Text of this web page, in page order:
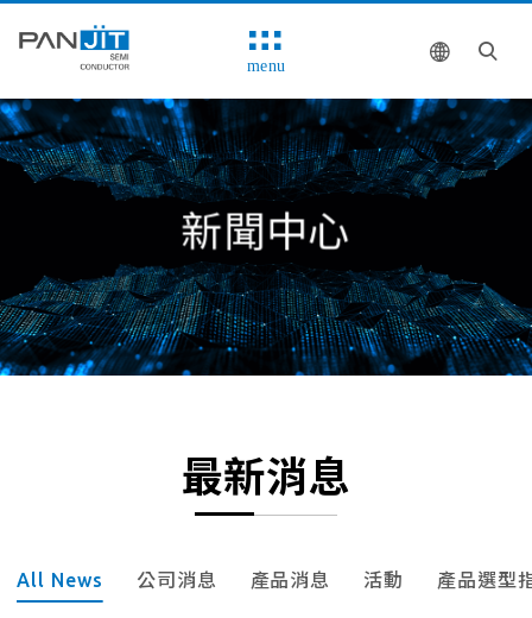
menu
新聞中心
最新消息
All News 公司消息 產品消息 活動 產品選型